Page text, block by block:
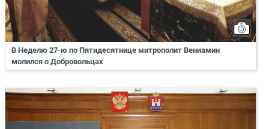
В Неделю 27-ю по Пятидесятнице митрополит Вениамин
молился о Добровольцах